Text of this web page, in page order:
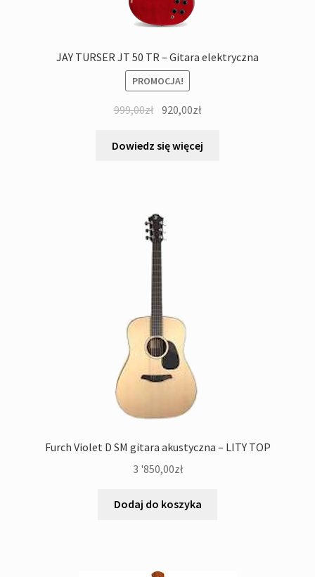
JAY TURSER JT 50 TR – Gitara elektryczna
PROMOCJA!
999,00zł Pierwotna
wynosiła:
920,00złAktualna
wynosi:
Dowiedz się więcej
Furch Violet D SM gitara akustyczna – LITY TOP
3 '850,00zł
Dodaj do koszyka